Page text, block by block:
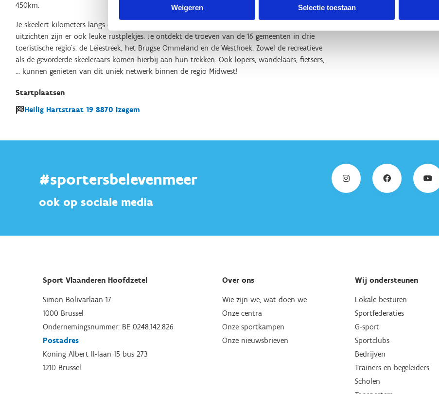
Weigeren Selectie toestaan
450km.
Je skeelert kilometers langs een gevarieerd ruraal en stedelijk landschap. Naast de mooie
uitzichten zijn er ook leuke rustplekjes. Je ontdekt de troeven van de 16 gemeenten in drie
toeristische regio's: de Leiestreek, het Brugse Ommeland en de Westhoek. Zowel de recreatieve
als de gevorderde skeeleraars komen hierbij aan hun trekken. Ook lopers, wandelaars, fietsers,
… kunnen genieten van dit uniek netwerk binnen de regio Midwest!
Startplaatsen
Heilig Hartstraat 19 8870 Izegem
#sportersbelevenmeer
ook op sociale media
Sport Vlaanderen Hoofdzetel
Simon Bolivarlaan 17
1000 Brussel
Ondernemingsnummer: BE 0248.142.826
Postadres
Koning Albert II-laan 15 bus 273
1210 Brussel
Over ons
Wie zijn we, wat doen we
Onze centra
Onze sportkampen
Onze nieuwsbrieven
Wij ondersteunen
Lokale besturen
Sportfederaties
G-sport
Sportclubs
Bedrijven
Trainers en begeleiders
Scholen